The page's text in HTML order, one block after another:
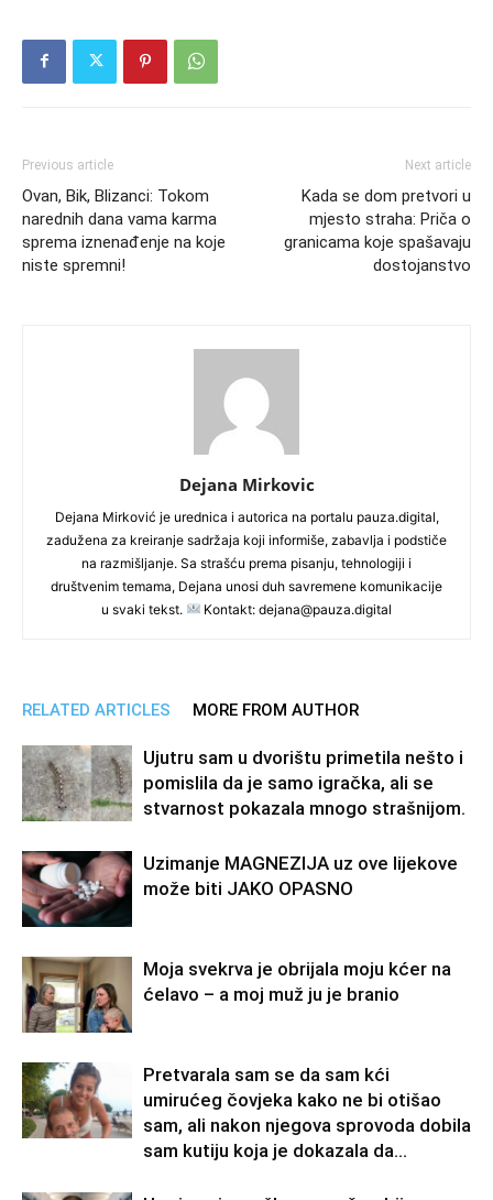
Previous article
Ovan, Bik, Blizanci: Tokom
narednih dana vama karma
sprema iznenađenje na koje
niste spremni!
Next article
Kada se dom pretvori u
mjesto straha: Priča o
granicama koje spašavaju
dostojanstvo
Dejana Mirkovic
Dejana Mirković je urednica i autorica na portalu pauza.digital,
zadužena za kreiranje sadržaja koji informiše, zabavlja i podstiče
na razmišljanje. Sa strašću prema pisanju, tehnologiji i
društvenim temama, Dejana unosi duh savremene komunikacije
u svaki tekst.
Kontakt: dejana@pauza.digital
RELATED ARTICLES MORE FROM AUTHOR
Ujutru sam u dvorištu primetila nešto i
pomislila da je samo igračka, ali se
stvarnost pokazala mnogo strašnijom.
Uzimanje MAGNEZIJA uz ove lijekove
može biti JAKO OPASNO
Moja svekrva je obrijala moju kćer na
ćelavo – a moj muž ju je branio
Pretvarala sam se da sam kći
umirućeg čovjeka kako ne bi otišao
sam, ali nakon njegova sprovoda dobila
sam kutiju koja je dokazala da...